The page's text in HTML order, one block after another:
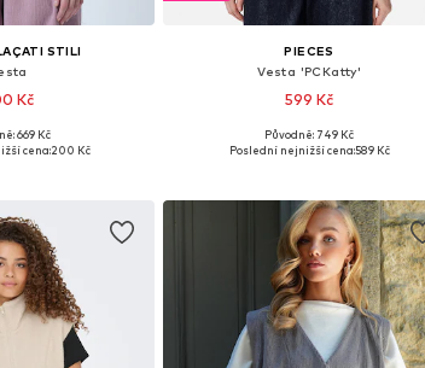
STILI
Kč
XS-S, S, S-M
669 Kč
cena:200 Kč
PIECES
Vesta 'PCKatty'
599 Kč
+8
Dostupné velikosti: XS, S, M, L, XL, XXL
Původně: 749 Kč
Poslední nejnižší cena:589 Kč